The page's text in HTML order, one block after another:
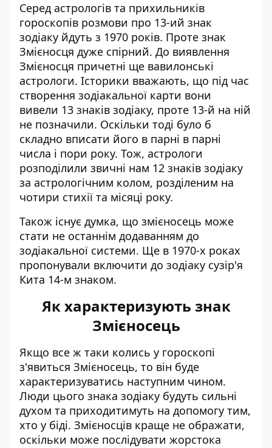
Серед астрологів та прихильників
гороскопів розмови про 13-ий знак
зодіаку йдуть з 1970 років. Проте знак
Змієносця дуже спірний. До виявлення
Змієносця причетні ще вавилонські
астрологи. Історики вважають, що під час
створення зодіакальної карти вони
вивели 13 знаків зодіаку, проте 13-й на ній
не позначили. Оскільки тоді було б
складно вписати його в парні в парні
числа і пори року. Тож, астрологи
розподілили звичні нам 12 знаків зодіаку
за астрологічним колом, розділеним на
чотири стихії та місяці року.
Також існує думка, що змієносець може
стати не останнім додаванням до
зодіакальної системи. Ще в 1970-х роках
пропонували включити до зодіаку сузір'я
Кита 14-м знаком.
Як характеризують знак
Змієносець
Якщо все ж таки колись у гороскопі
з'явиться Змієносець, то він буде
характеризуватись наступним чином.
Люди цього знака зодіаку будуть сильні
духом та приходитимуть на допомогу тим,
хто у біді. Змієносців краще не ображати,
оскільки може послідувати жорстока